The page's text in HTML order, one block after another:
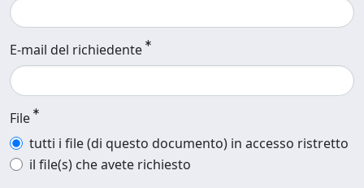
E-mail del richiedente
File
tutti i file (di questo documento) in accesso ristretto
il file(s) che avete richiesto